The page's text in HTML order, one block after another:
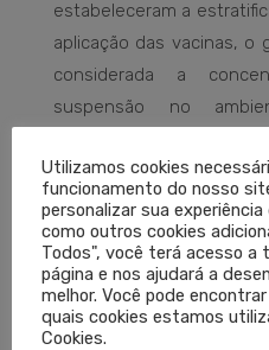
estabeleceram a
aplicação das vacinas,
considerada a
suspensão no
serviços fechados
profissionais; e os
muitos cenários não
sendo que os
principais.
Utilizamos cookies
funcionamento do nosso
personalizar sua
como outros cookies
Todos", você terá acesso a
página e nos ajudará a
melhor. Você pode
quais cookies estamos
Cookies.